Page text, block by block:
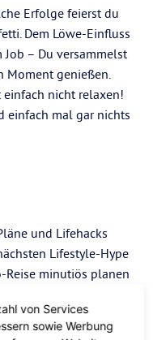
Erfolge feierst du
Dem Löwe-Einfluss
– Du versammelst
Moment genießen.
einfach nicht relaxen!
einfach mal gar nichts
und Lifehacks
Lifestyle-Hype
minutiös planen
Zeit für einen
Weg führt
von Services
sowie Werbung